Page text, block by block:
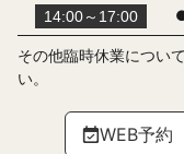
その他臨時休業につい
い。
14:00～17:00
WEB予約